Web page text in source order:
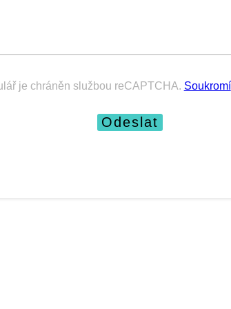
je chráněn službou reCAPTCHA. Soukromí